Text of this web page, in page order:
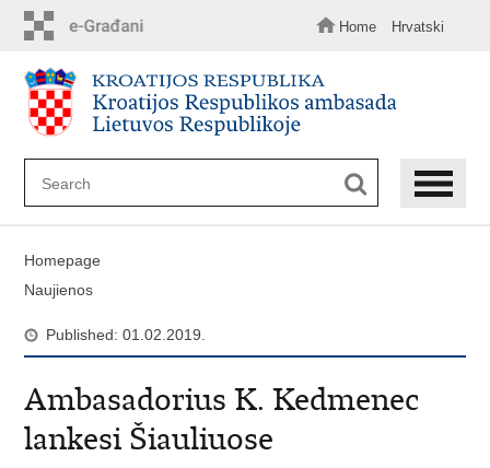
content
Home Hrvatski
Homepage
Naujienos
Published: 01.02.2019.
Ambasadorius K. Kedmenec
lankesi Šiauliuose